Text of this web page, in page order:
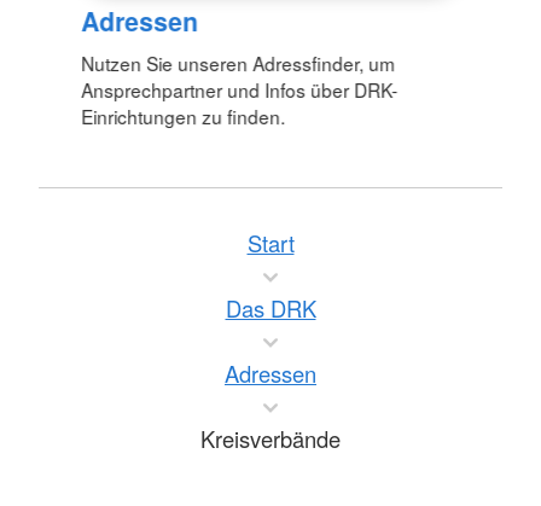
Adressen
Nutzen Sie unseren Adressfinder, um
Ansprechpartner und Infos über DRK-
Einrichtungen zu finden.
Start
Das DRK
Adressen
Kreisverbände